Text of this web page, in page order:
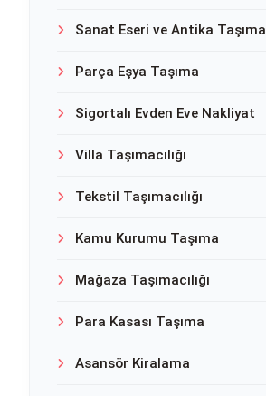
Sanat Eseri ve Antika Taşıma
Parça Eşya Taşıma
Sigortalı Evden Eve Nakliyat
Villa Taşımacılığı
Tekstil Taşımacılığı
Kamu Kurumu Taşıma
Mağaza Taşımacılığı
Para Kasası Taşıma
Asansör Kiralama